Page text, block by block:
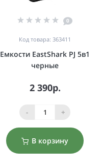
0
Код товара: 363411
Емкости EastShark PJ 5в1
черные
2 390р.
- +
В корзину